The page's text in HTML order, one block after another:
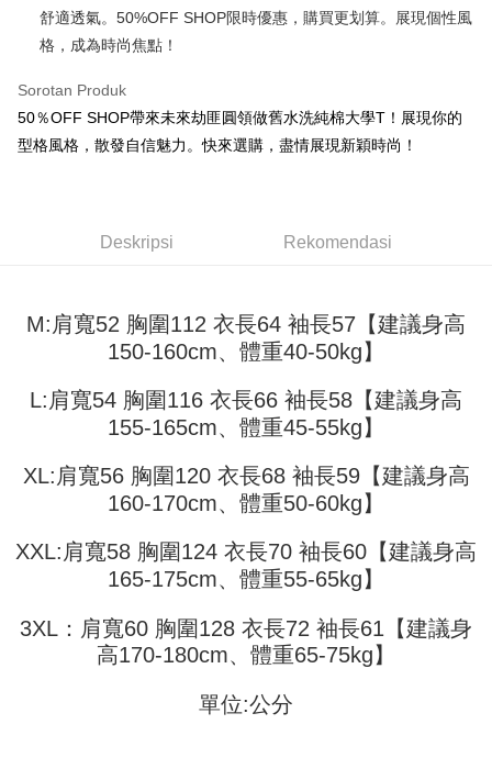
JKOPAY
Plus PAY
[Terma Penggunaan untuk OP Pay Later]
Jika anda memilih OP Pay Later sebagai kaedah pembayaran, sistem
akan mengarahkan anda secara automatik ke proses transaksi OP Pay
mudah alih anda, memilih bilangan ansuran, dan menetapkan tarikh
akhir pembayaran. Transaksi akan dianggap selesai setelah pembayaran
Had kredit yang diluluskan, tempoh ansuran yang tersedia, dan yuran
yang dikenakan adalah tertakluk kepada maklumat yang dinyatakan
pada halaman pengesahan transaksi seterusnya.
Jika transaksi tidak disahkan dalam masa 30 minit selepas pesanan
dibuat, atau jika permohonan gagal dalam proses semakan, pesanan
akan dibatalkan secara automatik. Jika permohonan gagal pada
tidak dipenuhi; butiran penilaian khusus tidak akan didedahkan.
[Arahan Pembayaran]
Pembayaran ansuran melalui OP Pay Later akan dibilkan secara
1. Dengan memilih AFTEE sebagai kaedah pembayaran, mesej
pengesahan AFTEE akan muncul.
2. Anda boleh meneruskan pembayaran selepas pengesahan SMS.
dihantar ke alamat yang ditetapkan.
4. Setelah pesanan disahkan, anda akan menerima SMS pembayaran
manakala ahli aplikasi akan menerima pemberitahuan tolak aplikasi
AFTEE.
5. Tiada bayaran diperlukan apabila anda menerima produk. Sila buat
pembayaran di empat kedai serbaneka utama, ATM atau perbankan
AFTEE.
Sila ambil perhatian bahawa tempoh pembayaran adalah 14 hari. Walau
dan mendaftar sebagai ahli AFTEE boleh menikmati tempoh pembayaran
sehingga 45 hari.
ditambah dengan bilangan hari yang boleh dilanjutkan oleh AFTEE. Anda
boleh melanjutkan tempoh pembayaran anda sebelum anda menerima
Pemindahan ATM
全家取貨付款
NT$45/pesanan
付款 後全家取貨
NT$45/pesanan
7-11取貨付款
NT$45/pesanan | Penghantaran percuma untuk pesanan
付款 後7-11取貨
舒適透氣。50%OFF SHOP限時優惠，購買更划算。展現個性風
格，成為時尚焦點！
Sorotan Produk
50％OFF SHOP帶來未來劫匪圓領做舊水洗純棉大學T！展現你的
型格風格，散發自信魅力。快來選購，盡情展現新穎時尚！
Deskripsi Rekomendasi
M:肩寬52 胸圍112 衣長64 袖長57【建議身高
150-160cm、體重40-50kg】
L:肩寬54 胸圍116 衣長66 袖長58【建議身高
155-165cm、體重45-55kg】
XL:肩寬56 胸圍120 衣長68 袖長59【建議身高
160-170cm、體重50-60kg】
XXL:肩寬58 胸圍124 衣長70 袖長60【建議身高
165-175cm、體重55-65kg】
3XL：肩寬60 胸圍128 衣長72 袖長61【建議身
高170-180cm、體重65-75kg】
單位:公分